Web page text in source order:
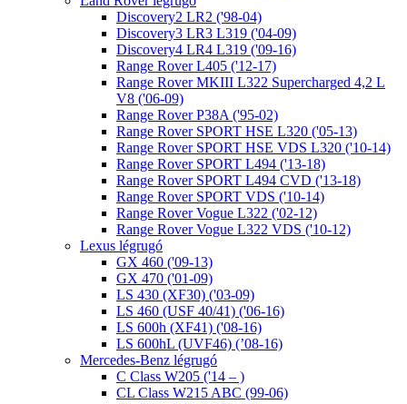
Discovery2 LR2 ('98-04)
Discovery3 LR3 L319 ('04-09)
Discovery4 LR4 L319 ('09-16)
Range Rover L405 ('12-17)
Range Rover MKIII L322 Supercharged 4,2 L
V8 ('06-09)
Range Rover P38A ('95-02)
Range Rover SPORT HSE L320 ('05-13)
Range Rover SPORT HSE VDS L320 ('10-14)
Range Rover SPORT L494 ('13-18)
Range Rover SPORT L494 CVD ('13-18)
Range Rover SPORT VDS ('10-14)
Range Rover Vogue L322 ('02-12)
Range Rover Vogue L322 VDS ('10-12)
Lexus légrugó
GX 460 ('09-13)
GX 470 ('01-09)
LS 430 (XF30) ('03-09)
LS 460 (USF 40/41) ('06-16)
LS 600h (XF41) ('08-16)
LS 600hL (UVF46) (’08-16)
Mercedes-Benz légrugó
C Class W205 ('14 – )
CL Class W215 ABC (99-06)